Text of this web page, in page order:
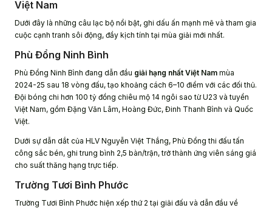
Việt Nam
Dưới đây là những câu lạc bộ nổi bật, ghi dấu ấn mạnh mẽ và tham gia
cuộc cạnh tranh sôi động, đầy kịch tính tại mùa giải mới nhất.
Phù Đổng Ninh Bình
Phù Đổng Ninh Bình đang dẫn đầu giải hạng nhất Việt Nam mùa
2024-25 sau 18 vòng đấu, tạo khoảng cách 6–10 điểm với các đối thủ.
Đội bóng chi hơn 100 tỷ đồng chiêu mộ 14 ngôi sao từ U23 và tuyển
Việt Nam, gồm Đặng Văn Lâm, Hoàng Đức, Đinh Thanh Bình và Quốc
Việt.
Dưới sự dẫn dắt của HLV Nguyễn Việt Thắng, Phù Đổng thi đấu tấn
công sắc bén, ghi trung bình 2,5 bàn/trận, trở thành ứng viên sáng giá
cho suất thăng hạng trực tiếp.
Trường Tươi Bình Phước
Trường Tươi Bình Phước hiện xếp thứ 2 tại giải đấu và dẫn đầu về